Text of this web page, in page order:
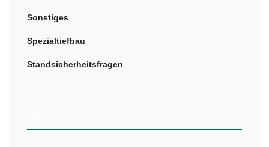
Sonstiges
Spezialtiefbau
Standsicherheitsfragen